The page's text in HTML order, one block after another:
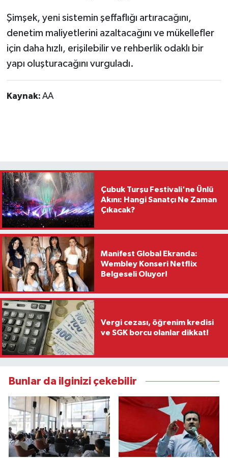
Şimşek, yeni sistemin şeffaflığı artıracağını,
denetim maliyetlerini azaltacağını ve mükellefler
için daha hızlı, erişilebilir ve rehberlik odaklı bir
yapı oluşturacağını vurguladı.
Kaynak: AA
Çubuk Turşu Festivali'ne Ünlü
Akını: Hangi Sanatçı Ne Zaman
Çıkacak?
Manifest Global Ekranda:
Wembley Konseri Netflix
Belgeseli Oluyor!
Vergi cezası, öğrenim kredisi
ve SGK borcu olanlar dikkat!
Bunlar da ilginizi çekebilir